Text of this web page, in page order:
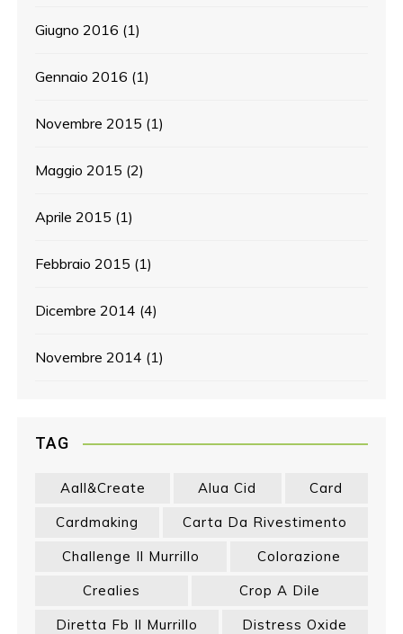
Giugno 2016 (1)
Gennaio 2016 (1)
Novembre 2015 (1)
Maggio 2015 (2)
Aprile 2015 (1)
Febbraio 2015 (1)
Dicembre 2014 (4)
Novembre 2014 (1)
TAG
Aall&create Alua Cid
Card
Cardmaking
Carta Da Rivestimento
Challenge Il Murrillo
Colorazione
Crealies
Crop A Dile
Diretta Fb Il Murrillo
Distress Oxide